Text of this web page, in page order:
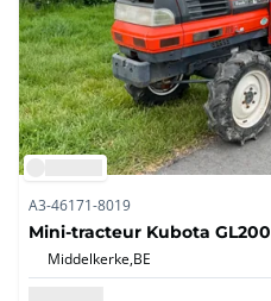
A3-46171-8019
Mini-tracteur Kubota GL200
Middelkerke,BE